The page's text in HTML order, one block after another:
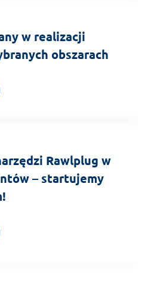
w realizacji
obszarach
Rawlplug w
– startujemy